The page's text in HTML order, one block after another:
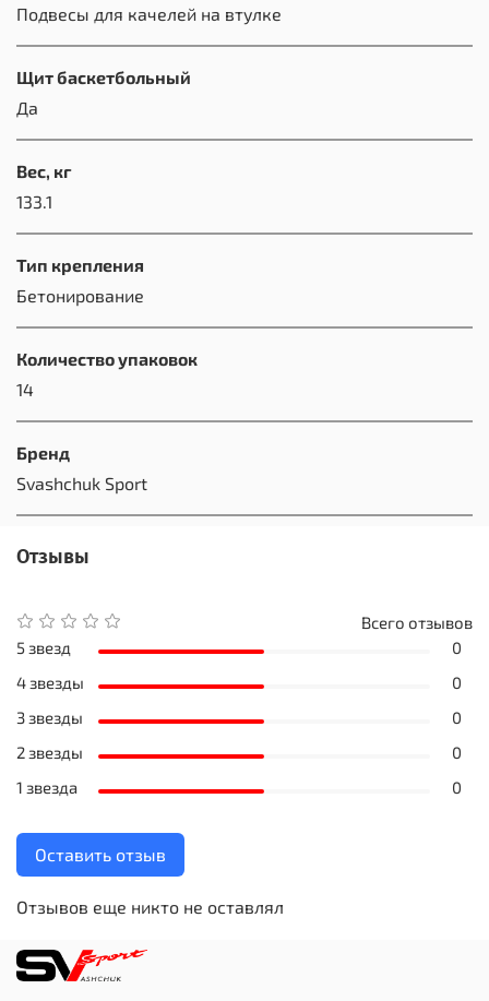
Подвесы для качелей на втулке
Щит баскетбольный
Да
Вес, кг
133.1
Тип крепления
Бетонирование
Количество упаковок
14
Бренд
Svashchuk Sport
Отзывы
Отзывов еще никто не оставлял
Всего отзывов
5 звезд
0
4 звезды
0
3 звезды
0
2 звезды
0
1 звезда
0
Оставить отзыв